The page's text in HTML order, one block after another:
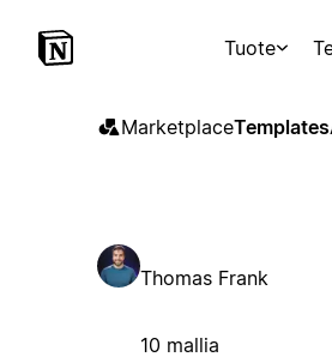
Tuote
MarketplaceTemplates
Thomas Frank
10 mallia